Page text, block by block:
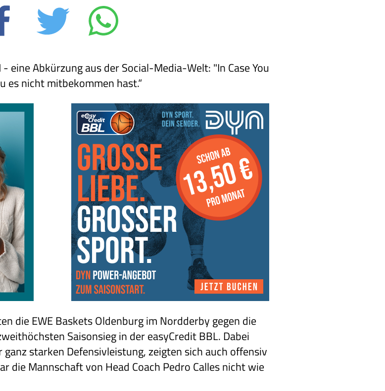
eine Abkürzung aus der Social-Media-Welt: "In Case You
es nicht mitbekommen hast.“
die EWE Baskets Oldenburg im Nordderby gegen die
Saisonsieg in der easyCredit BBL. Dabei
starken Defensivleistung, zeigten sich auch offensiv
die Mannschaft von Head Coach Pedro Calles nicht wie